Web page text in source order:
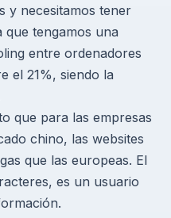
y necesitamos tener
que tengamos una
entre ordenadores
el 21%, siendo la
que para las empresas
chino, las websites
que las europeas. El
es un usuario